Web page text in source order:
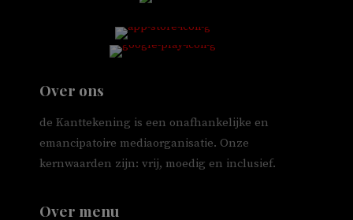
Over ons
de Kanttekening is een onafhankelijke en
emancipatoire mediaorganisatie. Onze
kernwaarden zijn: vrij, moedig en inclusief.
Over menu